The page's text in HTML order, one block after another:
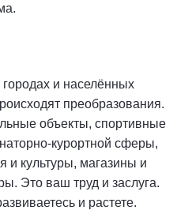
и населённых
преобразования.
объекты, спортивные
курортной сферы,
и культуры, магазины и
Это ваш труд и заслуга.
и растете.